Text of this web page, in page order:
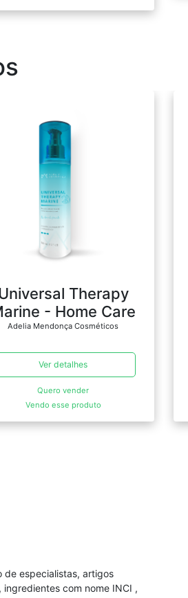
Therapy
- Home Care
Adelia Mendonça Cosméticos
Ver detalhes
Quero vender
Vendo esse produto
de especialistas, artigos
com nome INCI ,